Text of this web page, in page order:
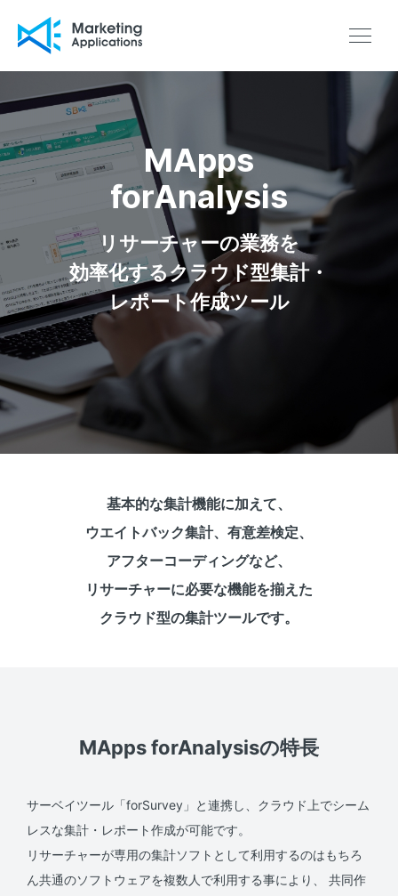
MApps
forAnalysis
リサーチャーの業務を
効率化するクラウド型集計・
レポート作成ツール
基本的な集計機能に加えて、
ウエイトバック集計、有意差検定、
アフターコーディングなど、
リサーチャーに必要な機能を揃えた
クラウド型の集計ツールです。
MApps forAnalysisの特長
サーベイツール「forSurvey」と連携し、クラウド上でシーム
レスな集計・レポート作成が可能です。
リサーチャーが専用の集計ソフトとして利用するのはもちろ
ん共通のソフトウェアを複数人で利用する事により、
共同作